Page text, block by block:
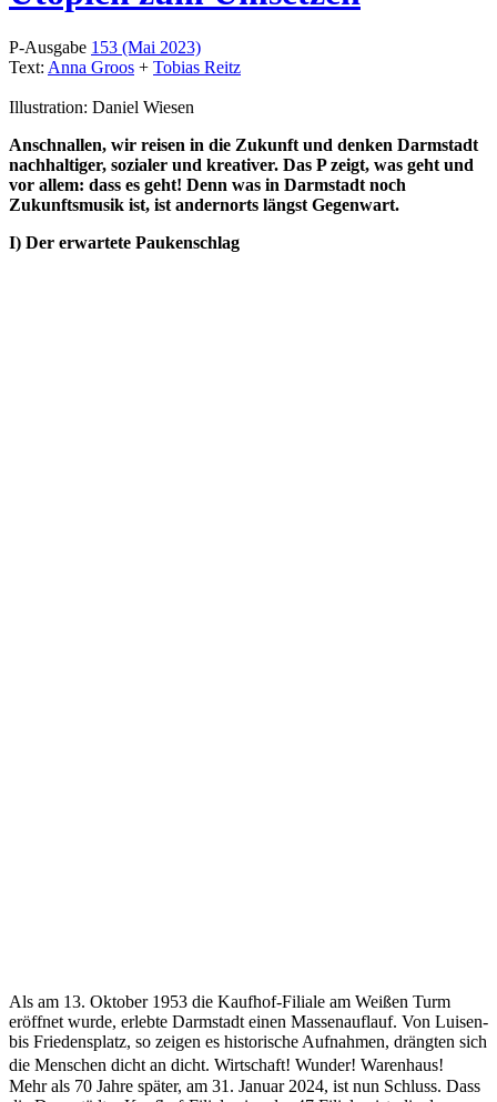
P-Ausgabe 153 (Mai 2023)
Text: Anna Groos + Tobias Reitz
Illustration: Daniel Wiesen
Anschnallen, wir reisen in die Zukunft und denken Darmstadt
nachhaltiger, sozialer und kreativer. Das P zeigt, was geht und
vor allem: dass es geht! Denn was in Darmstadt noch
Zukunftsmusik ist, ist andernorts längst Gegenwart.
I) Der erwartete Paukenschlag
Als am 13. Oktober 1953 die Kaufhof-Filiale am Weißen Turm
eröffnet wurde, erlebte Darmstadt einen Massenauflauf. Von Luisen-
bis Friedensplatz, so zeigen es historische Aufnahmen, drängten sich
die Menschen dicht an dicht. Wirtschaft! Wunder! Warenhaus!
Mehr als 70 Jahre später, am 31. Januar 2024, ist nun Schluss. Dass